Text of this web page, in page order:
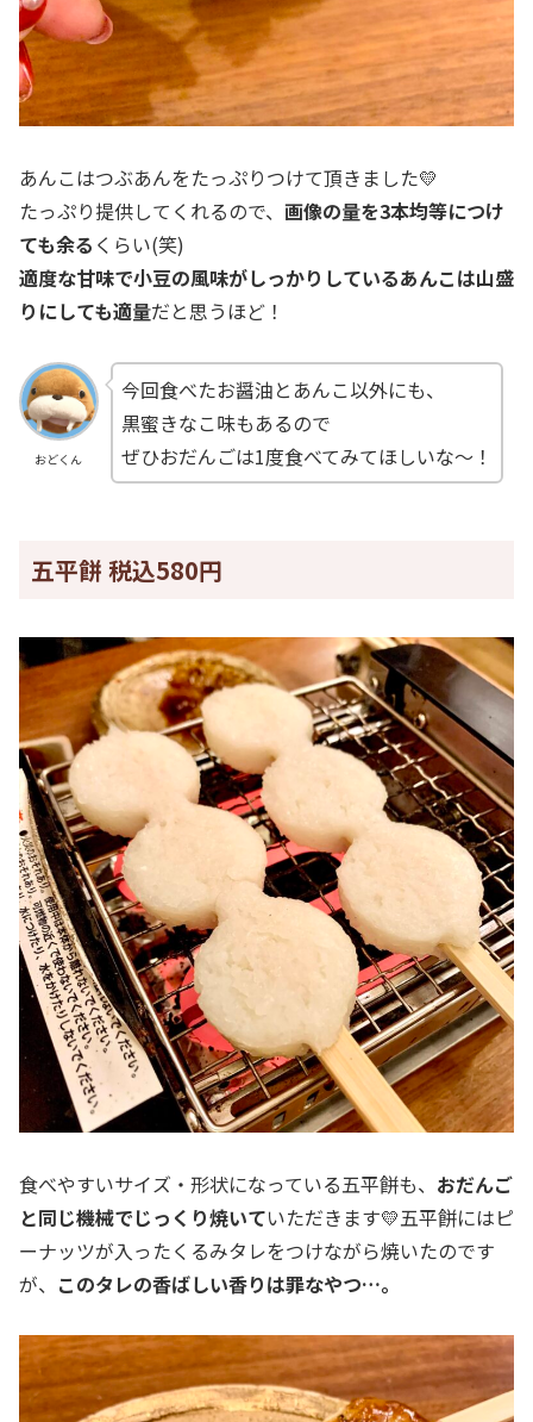
あんこはつぶあんをたっぷりつけて頂きました💛
たっぷり提供してくれるので、 画像の量を3本均等につけ
ても余る くらい(笑)
適度な甘味で小豆の風味がしっかりしているあんこは山盛
りにしても適量だと思うほど！
おどくん
今回食べたお醤油とあんこ以外にも、
黒蜜きなこ味もあるので
ぜひおだんごは1度食べてみてほしいな～！
五平餅 税込580円
食べやすいサイズ・形状になっている五平餅も、 おだんご
と同じ機械でじっくり焼いていただきます💛五平餅にはピ
ーナッツが入ったくるみタレをつけながら焼いたのです
が、 このタレの香ばしい香りは罪なやつ…。